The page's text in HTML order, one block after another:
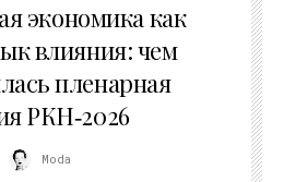
экономика как
влияния: чем
пленарная
РКН‑2026
Moda